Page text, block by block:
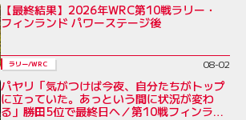
【最終結果】2026年WRC第10戦ラリー・
フィンランド パワーステージ後
ラリー/WRC 08-02
パヤリ「気がつけば今夜、自分たちがトップ
に立っていた。あっという間に状況が変わ
る」勝田5位で最終日へ／第10戦フィンラン